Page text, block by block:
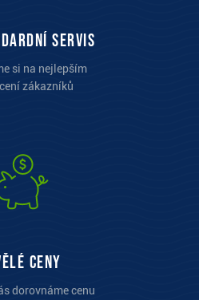
servis
si na nejlepším
zákazníků
ceny
dorovnáme cenu